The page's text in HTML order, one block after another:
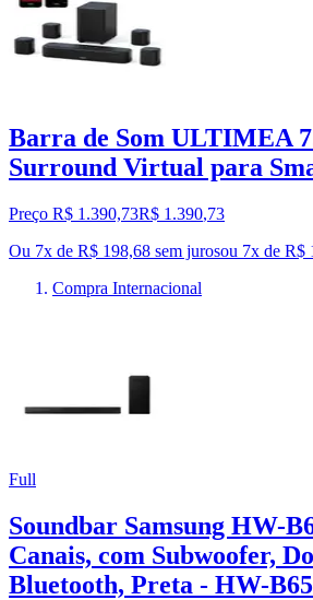
Barra de Som ULTIMEA
Surround Virtual para
Preço R$ 1.390,73R$ 1.390,73
Ou 7x de R$ 198,68 sem jurosou 7x de R$
Compra Internacional
Full
Soundbar Samsung HW-
Canais, com Subwoofer,
Bluetooth, Preta - HW-